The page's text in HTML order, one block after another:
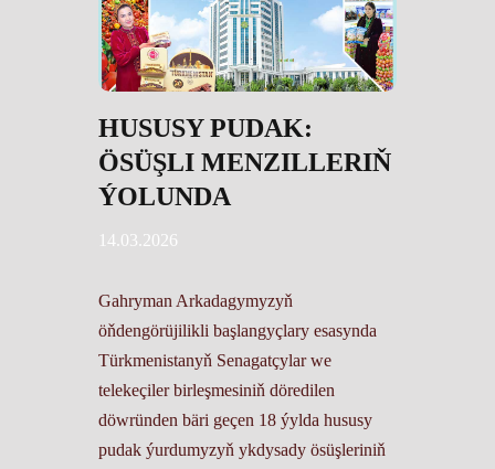
HUSUSY PUDAK:
ÖSÜŞLI MENZILLERIŇ
ÝOLUNDA
14.03.2026
Gahryman Arkadagymyzyň
öňdengörüjilikli başlangyçlary esasynda
Türkmenistanyň Senagatçylar we
telekeçiler birleşmesiniň döredilen
döwründen bäri geçen 18 ýylda hususy
pudak ýurdumyzyň ykdysady ösüşleriniň